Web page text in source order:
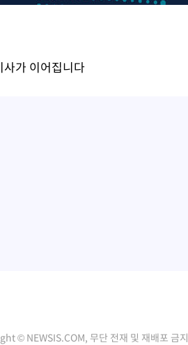
사가 이어집니다
© NEWSIS.COM, 무단 전재 및 재배포 금지